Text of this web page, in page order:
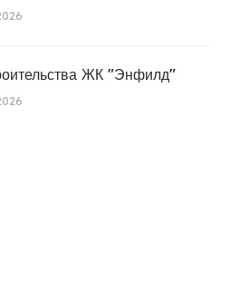
ЖК "Энфилд"